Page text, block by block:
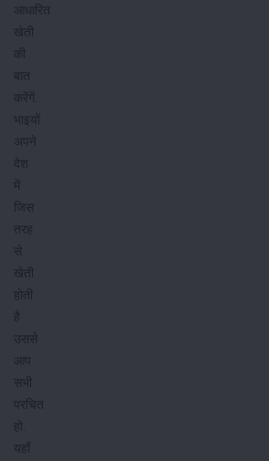
आधारित
खेती
की
बात
करेंगें.
भाइयों
अपने
देश
में
जिस
तरह
से
खेती
होती
है
उससे
आप
सभी
परचित
हो.
यहाँ